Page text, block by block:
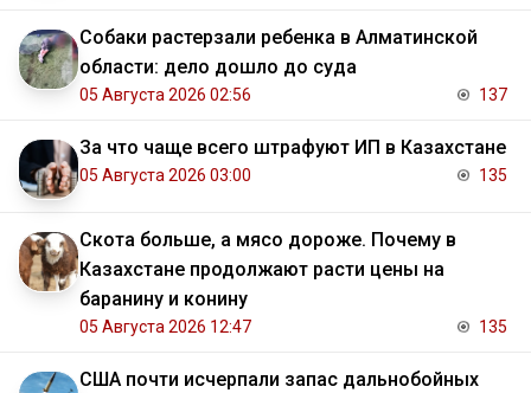
Собаки растерзали ребенка в Алматинской
области: дело дошло до суда
05 Августа 2026 02:56 137
За что чаще всего штрафуют ИП в Казахстане
05 Августа 2026 03:00 135
Скота больше, а мясо дороже. Почему в
Казахстане продолжают расти цены на
баранину и конину
05 Августа 2026 12:47 135
США почти исчерпали запас дальнобойных